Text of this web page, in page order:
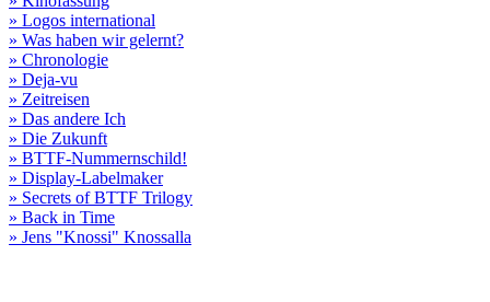
» Logos international
» Was haben wir gelernt?
» Chronologie
» Deja-vu
» Zeitreisen
» Das andere Ich
» Die Zukunft
» BTTF-Nummernschild!
» Display-Labelmaker
» Secrets of BTTF Trilogy
» Back in Time
» Jens "Knossi" Knossalla